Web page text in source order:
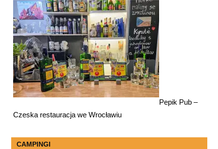
Pepik Pub –
Czeska restauracja we Wrocławiu
CAMPINGI